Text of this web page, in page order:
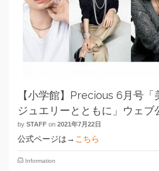
【小学館】Precious 6月号
ジュエリーとともに」ウェブ
by STAFF on 2021年7月22日
公式ページは→ こちら
Information